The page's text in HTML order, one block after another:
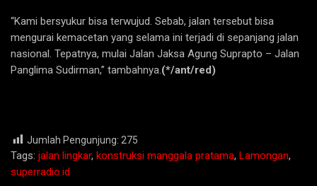
“Kami bersyukur bisa terwujud. Sebab, jalan tersebut bisa
mengurai kemacetan yang selama ini terjadi di sepanjang jalan
nasional. Tepatnya, mulai Jalan Jaksa Agung Suprapto – Jalan
Panglima Sudirman,” tambahnya.(*/ant/red)
Jumlah Pengunjung: 275
Tags: jalan lingkar, konstruksi manggala pratama, Lamongan,
superradio.id